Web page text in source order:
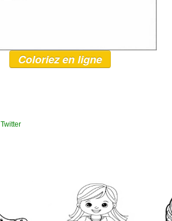
Coloriez en ligne
Twitter